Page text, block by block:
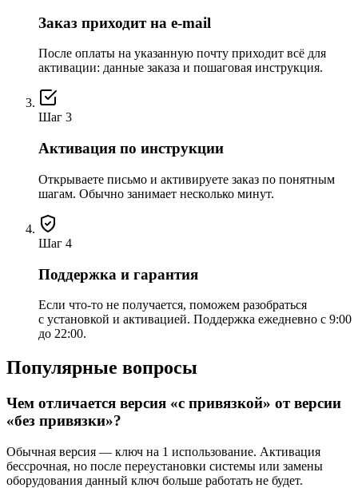
Заказ приходит на e-mail
После оплаты на указанную почту приходит всё для
активации: данные заказа и пошаговая инструкция.
Шаг 3
Активация по инструкции
Открываете письмо и активируете заказ по понятным
шагам. Обычно занимает несколько минут.
Шаг 4
Поддержка и гарантия
Если что-то не получается, поможем разобраться
с установкой и активацией. Поддержка ежедневно с 9:00
до 22:00.
Популярные вопросы
Чем отличается версия «с привязкой» от версии
«без привязки»?
Обычная версия — ключ на 1 использование. Активация
бессрочная, но после переустановки системы или замены
оборудования данный ключ больше работать не будет.